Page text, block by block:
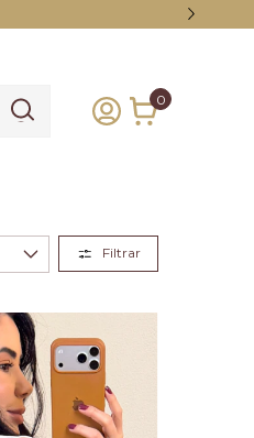
0
Filtrar